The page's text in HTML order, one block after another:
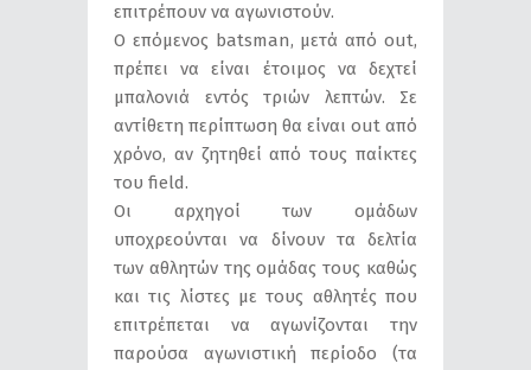
επιτρέπουν να αγωνιστούν.
Ο επόμενος batsman, μετά από out,
πρέπει να είναι έτοιμος να δεχτεί
μπαλονιά εντός τριών λεπτών. Σε
αντίθετη περίπτωση θα είναι out από
χρόνο, αν ζητηθεί από τους παίκτες
του field.
Οι αρχηγοί των ομάδων
υποχρεούνται να δίνουν τα δελτία
των αθλητών της ομάδας τους καθώς
και τις λίστες με τους αθλητές που
επιτρέπεται να αγωνίζονται την
παρούσα αγωνιστική περίοδο (τα